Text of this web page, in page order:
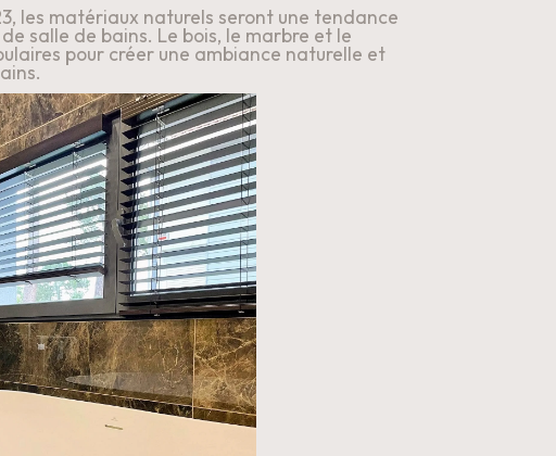
les matériaux naturels seront une tendance
salle de bains. Le bois, le marbre et le
pour créer une ambiance naturelle et